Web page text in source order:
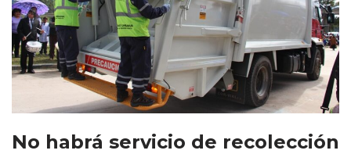
No habrá servicio de recolección